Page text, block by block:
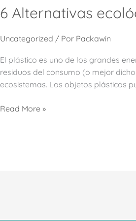
6 Alternativas
Uncategorized / Por Packawin
El plástico es uno de los grandes
residuos del consumo (o mejor
ecosistemas. Los objetos plásticos
Read More »